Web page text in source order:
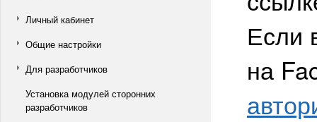
Личный кабинет
Общие настройки
Для разработчиков
Установка модулей сторонних
разработчиков
Если
на